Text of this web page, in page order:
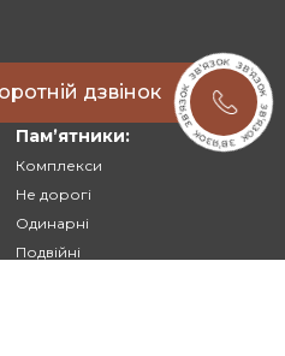
дзвінок
Памʼятники:
Комплекси
Не дорогі
Одинарні
Подвійні